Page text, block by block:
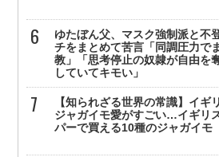
ゆたぼん父、マスク強制派と不
チをまとめて苦言「同調圧力で
教」「思考停止の奴隷が自由を
していてキモい」
【知られざる世界の常識】イギ
ジャガイモ愛がすごい…イギリ
パーで買える10種のジャガイモ